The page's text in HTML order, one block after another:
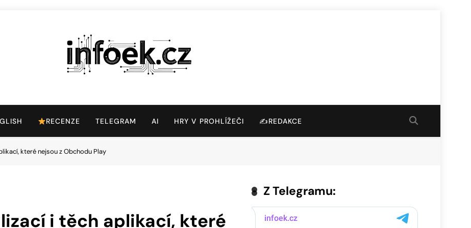
Infoek.cz
RECENZE TELEGRAM AI HRY V PROHLÍŽEČI ✍️REDAKCE
které nejsou z Obchodu Play
i těch aplikací, které
Z Telegramu: